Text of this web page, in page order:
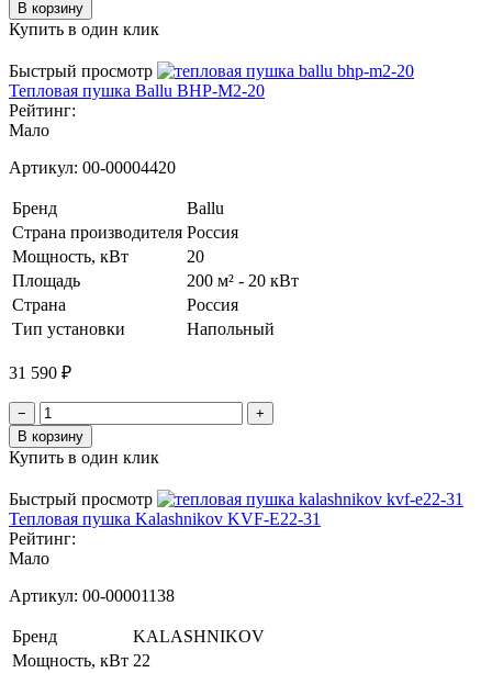
В корзину
Купить в один клик
Быстрый просмотр
Тепловая пушка Ballu BHP-M2-20
Рейтинг:
Мало
Артикул: 00-00004420
Бренд
Ballu
Страна производителя Россия
Мощность, кВт
20
Площадь
200 м² - 20 кВт
Страна
Россия
Тип установки
Напольный
31 590 ₽
−
+
В корзину
Купить в один клик
Быстрый просмотр
Тепловая пушка Kalashnikov KVF-E22-31
Рейтинг:
Мало
Артикул: 00-00001138
Бренд
KALASHNIKOV
Мощность, кВт 22